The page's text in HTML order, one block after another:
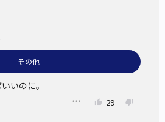
由来する素材名をつけて、例えば
とすべき、とそこで述べている。
も、消費者の誤解のないよう「天然
発酵種」、「ぶどう発酵種」「酒
しをしたものかが分かるような表示
種でパンを製造する個人店に話を聞
養基を消費者にわかるように記した
その他
いのに。
29